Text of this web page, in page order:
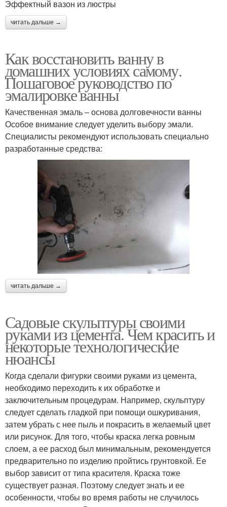
Эффектный вазон из люстры
читать дальше →
Как восстановить ванну в
домашних условиях самому.
Пошаговое руководство по
эмалировке ванны
Качественная эмаль – основа долговечности ванны
Особое внимание следует уделить выбору эмали.
Специалисты рекомендуют использовать специально
разработанные средства:
читать дальше →
Садовые скульптуры своими
руками из цемента. Чем красить и
некоторые технологические
нюансы
Когда сделали фигурки своими руками из цемента,
необходимо переходить к их обработке и
заключительным процедурам. Например, скульптуру
следует сделать гладкой при помощи ошкуривания,
затем убрать с нее пыль и покрасить в желаемый цвет
или рисунок. Для того, чтобы краска легка ровным
слоем, а ее расход был минимальным, рекомендуется
предварительно по изделию пройтись грунтовкой. Ее
выбор зависит от типа красителя. Краска тоже
существует разная. Поэтому следует знать и ее
особенности, чтобы во время работы не случилось